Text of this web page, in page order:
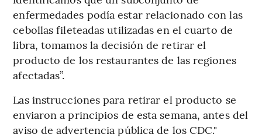
enfermedades podía estar relacionado con las
cebollas fileteadas utilizadas en el cuarto de
libra, tomamos la decisión de retirar el
producto de los restaurantes de las regiones
afectadas”.
Las instrucciones para retirar el producto se
enviaron a principios de esta semana, antes del
aviso de advertencia pública de los CDC."